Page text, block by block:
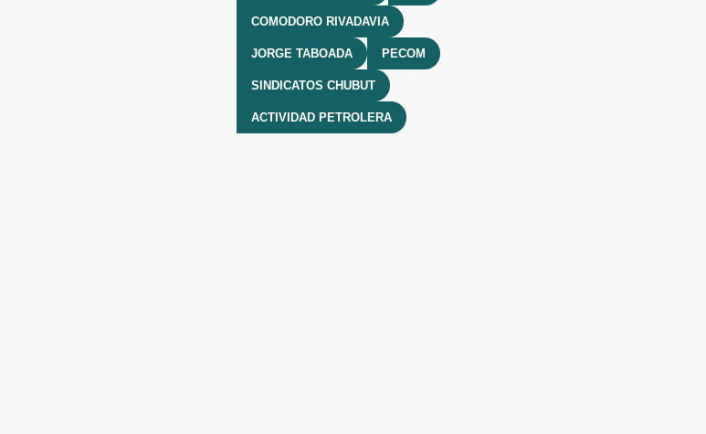
COMODORO RIVADAVIA
JORGE TABOADA PECOM
SINDICATOS CHUBUT
ACTIVIDAD PETROLERA